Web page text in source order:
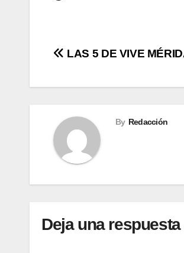
Navegación
de
LAS 5 DE VIVE
By Redacción
Deja una respuesta